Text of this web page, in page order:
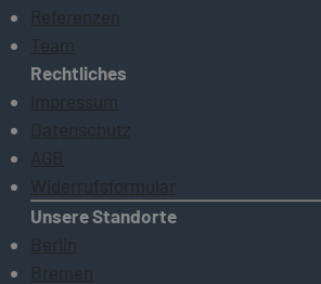
Referenzen
Team
Rechtliches
Impressum
Datenschutz
AGB
Widerrufsformular
Unsere Standorte
Berlin
Bremen